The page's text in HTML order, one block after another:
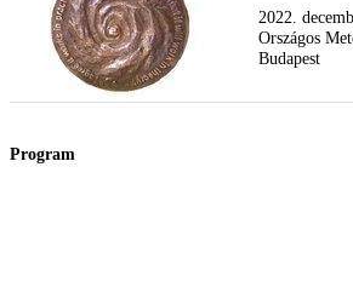
2022.
Országos
Budapest
Program